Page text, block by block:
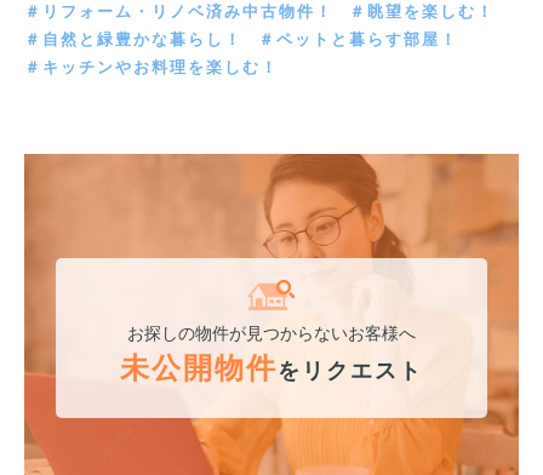
＃リフォーム・リノベ済み中古物件！
＃眺望を楽しむ！
＃自然と緑豊かな暮らし！
＃ペットと暮らす部屋！
＃キッチンやお料理を楽しむ！
お探しの物件が見つからないお客様へ
未公開物件をリクエスト